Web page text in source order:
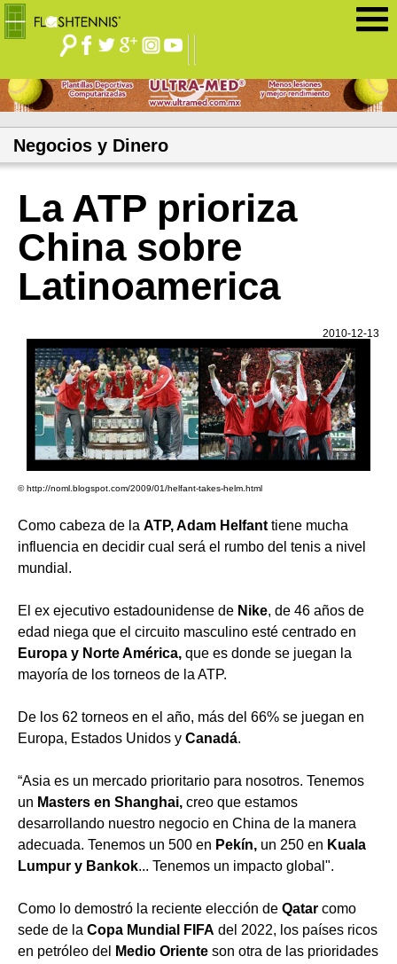
Negocios y Dinero
La ATP prioriza
China sobre
Latinoamerica
2010-12-13
© http://noml.blogspot.com/2009/01/helfant-takes-helm.html
Como cabeza de la ATP, Adam Helfanttiene mucha
influencia en decidir cual será el rumbo del tenis a nivel
mundial.
El ex ejecutivo estadounidense de Nike, de 46 años de
edad niega que el circuito masculino esté centrado en
Europa y Norte América, que es donde se juegan la
mayoría de los torneos de la ATP.
De los 62 torneos en el año, más del 66% se juegan en
Europa, Estados Unidos y Canadá.
“Asia es un mercado prioritario para nosotros. Tenemos
un Masters en Shanghai, creo que estamos
desarrollando nuestro negocio en China de la manera
adecuada. Tenemos un 500 en Pekín, un 250 en Kuala
Lumpur y Bankok... Tenemos un impacto global".
Como lo demostró la reciente elección de Qatar como
sede de la Copa Mundial FIFA del 2022, los países ricos
en petróleo del
Medio Oriente son otra de las prioridades